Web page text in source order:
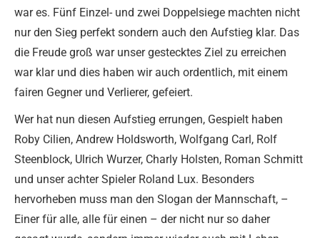
war es. Fünf Einzel- und zwei Doppelsiege machten nicht
nur den Sieg perfekt sondern auch den Aufstieg klar. Das
die Freude groß war unser gestecktes Ziel zu erreichen
war klar und dies haben wir auch ordentlich, mit einem
fairen Gegner und Verlierer, gefeiert.
Wer hat nun diesen Aufstieg errungen, Gespielt haben
Roby Cilien, Andrew Holdsworth, Wolfgang Carl, Rolf
Steenblock, Ulrich Wurzer, Charly Holsten, Roman Schmitt
und unser achter Spieler Roland Lux. Besonders
hervorheben muss man den Slogan der Mannschaft, –
Einer für alle, alle für einen – der nicht nur so daher